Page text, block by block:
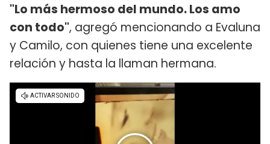
"Lo más hermoso del mundo. Los amo
con todo", agregó mencionando a Evaluna
y Camilo, con quienes tiene una excelente
relación y hasta la llaman hermana.